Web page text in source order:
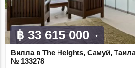
฿ 33 615 000
Вилла в The Heights, Самуй,
№ 133278